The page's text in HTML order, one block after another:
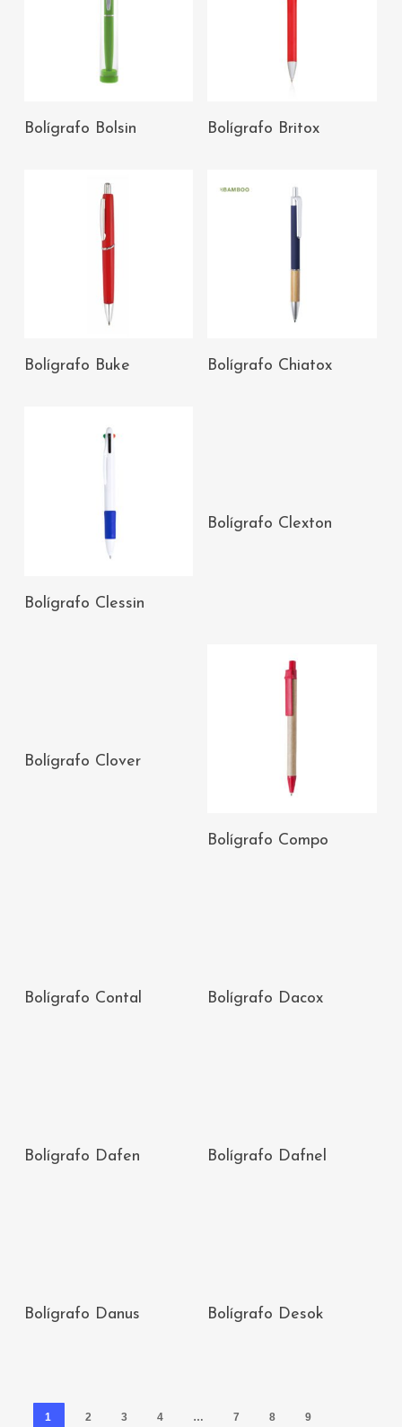
AÑADIR AL
Bolígrafo Bolsin
AÑADIR AL
Bolígrafo Britox
AÑADIR AL
Bolígrafo Buke
AÑADIR AL
Bolígrafo Chiatox
AÑADIR AL
Bolígrafo Clessin
AÑADIR AL
Bolígrafo Clexton
AÑADIR AL
Bolígrafo Clover
AÑADIR AL
Bolígrafo Compo
AÑADIR AL
Bolígrafo Contal
AÑADIR AL
Bolígrafo Dacox
AÑADIR AL
Bolígrafo Dafen
AÑADIR AL
Bolígrafo Dafnel
AÑADIR AL
Bolígrafo Danus
AÑADIR AL
Bolígrafo Desok
1 2 3 4 … 7 8 9